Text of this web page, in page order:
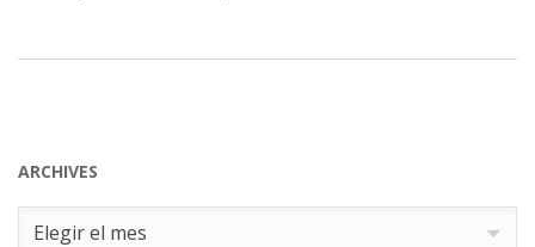
ARCHIVES
Archives
Elegir el mes